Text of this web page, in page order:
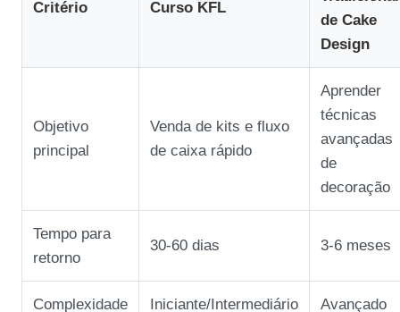
Critério Curso KFL
de Cake
Design
Objetivo
principal
Venda de kits e fluxo
de caixa rápido
Aprender
técnicas
avançadas
de
decoração
Tempo para
retorno
30‑60 dias 3‑6 meses
Complexidade Iniciante/Intermediário Avançado